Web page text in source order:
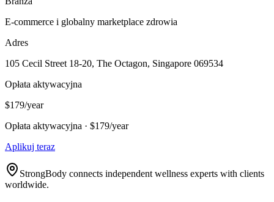
E-commerce i globalny marketplace zdrowia
Adres
105 Cecil Street 18-20, The Octagon, Singapore 069534
Opłata aktywacyjna
$179/year
Opłata aktywacyjna · $179/year
Aplikuj teraz
StrongBody connects independent wellness experts with clients
worldwide.